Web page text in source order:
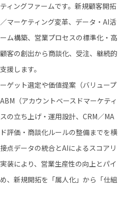
ィングファームです。新規顧客開拓
マーケティング変革、データ・AI活
ム構築、営業プロセスの標準化・高
客の創出から商談化、受注、継続的
援します。
ゲット選定や価値提案（バリュープ
（アカウントベースドマーケティ
の立ち上げ・運用設計、CRM／MA
評価・商談化ルールの整備までを横
点データの統合とAIによるスコアリ
装により、営業生産性の向上とパイ
、新規開拓を「属人化」から「仕組